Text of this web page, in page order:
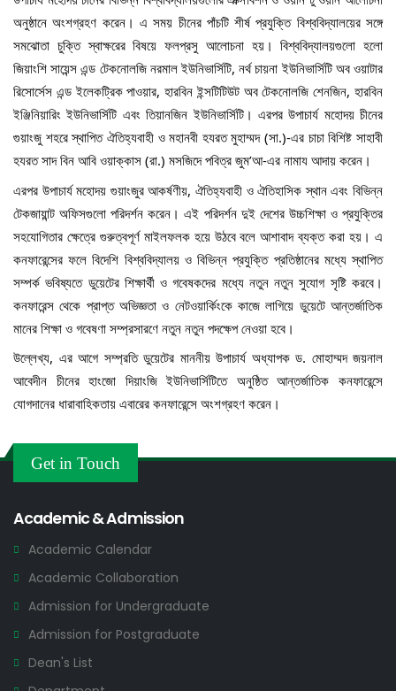
অনুষ্ঠানে অংশগ্রহণ করেন। এ সময় চীনের পাঁচটি শীর্ষ প্রযুক্তি বিশ্ববিদ্যালয়ের সঙ্গে
সমঝোতা চুক্তি স্বাক্ষরের বিষয়ে ফলপ্রসু আলোচনা হয়। বিশ্ববিদ্যালয়গুলো হলো
জিয়াংশি সায়েন্স এন্ড টেকনোলজি নরমাল ইউনিভার্সিটি, নর্থ চায়না ইউনিভার্সিটি অব ওয়াটার
রিসোর্সেস এন্ড ইলেকট্রিক পাওয়ার, হারবিন ইন্সটিটিউট অব টেকনোলজি শেনজিন, হারবিন
ইঞ্জিনিয়ারিং ইউনিভার্সিটি এবং তিয়ানজিন ইউনিভার্সিটি। এরপর উপাচার্য মহোদয় চীনের
গুয়াংজু শহরে স্থাপিত ঐতিহ্যবাহী ও মহানবী হযরত মুহাম্মদ (সা.)-এর চাচা বিশিষ্ট সাহাবী
হযরত সাদ বিন আবি ওয়াক্কাস (রা.) মসজিদে পবিত্র জুম’আ-এর নামায আদায় করেন।
এরপর উপাচার্য মহোদয় গুয়াংজুর আকর্ষণীয়, ঐতিহ্যবাহী ও ঐতিহাসিক স্থান এবং বিভিন্ন
টেকজায়ান্ট অফিসগুলো পরিদর্শন করেন। এই পরিদর্শন দুই দেশের উচ্চশিক্ষা ও প্রযুক্তির
সহযোগিতার ক্ষেত্রে গুরুত্বপূর্ণ মাইলফলক হয়ে উঠবে বলে আশাবাদ ব্যক্ত করা হয়। এ
কনফারেন্সের ফলে বিদেশি বিশ্ববিদ্যালয় ও বিভিন্ন প্রযুক্তি প্রতিষ্ঠানের মধ্যে স্থাপিত
সম্পর্ক ভবিষ্যতে ডুয়েটের শিক্ষার্থী ও গবেষকদের মধ্যে নতুন নতুন সুযোগ সৃষ্টি করবে।
কনফারেন্স থেকে প্রাপ্ত অভিজ্ঞতা ও নেটওয়ার্কিংকে কাজে লাগিয়ে ডুয়েটে আন্তর্জাতিক
মানের শিক্ষা ও গবেষণা সম্প্রসারণে নতুন নতুন পদক্ষেপ নেওয়া হবে।
উল্লেখ্য, এর আগে সম্প্রতি ডুয়েটের মাননীয় উপাচার্য অধ্যাপক ড. মোহাম্মদ জয়নাল
আবেদীন চীনের হাংজো দিয়াংজি ইউনিভার্সিটিতে অনুষ্ঠিত আন্তর্জাতিক কনফারেন্সে
যোগদানের ধারাবাহিকতায় এবারের কনফারেন্সে অংশগ্রহণ করেন।
Get in Touch
Academic & Admission
Academic Calendar
Academic Collaboration
Admission for Undergraduate
Admission for Postgraduate
Dean's List